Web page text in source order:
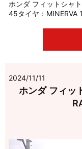
ホンダ フィットシャ
45タイヤ：MINERVA
2024/11/11
ホンダ フィ